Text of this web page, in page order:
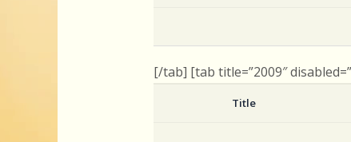
[/tab] [tab title=”2009″
Title